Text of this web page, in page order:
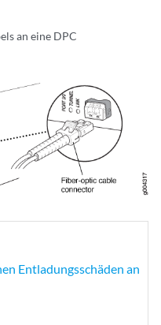
an eine DPC
Entladungsschäden an